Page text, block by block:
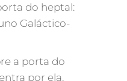
do heptal:
Galáctico-
a porta do
por ela,